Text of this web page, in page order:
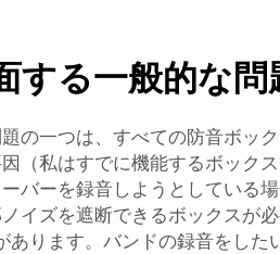
る一般的な問
の一つは、すべての防音ボッ
（私はすでに機能するボック
バーを録音しようとしている
イズを遮断できるボックスが
ります。バンドの録音をした